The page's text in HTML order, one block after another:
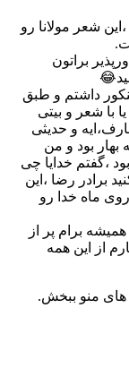
شعر مولانا رو
براتون
داشتم و طبق
با شعر و بیتی
و حدیثی
بهار بود و من
،گفتم خدایا چی
برادر رضا ،این
ماه خدا رو
برام پر از
از این همه
های منو ببخش.